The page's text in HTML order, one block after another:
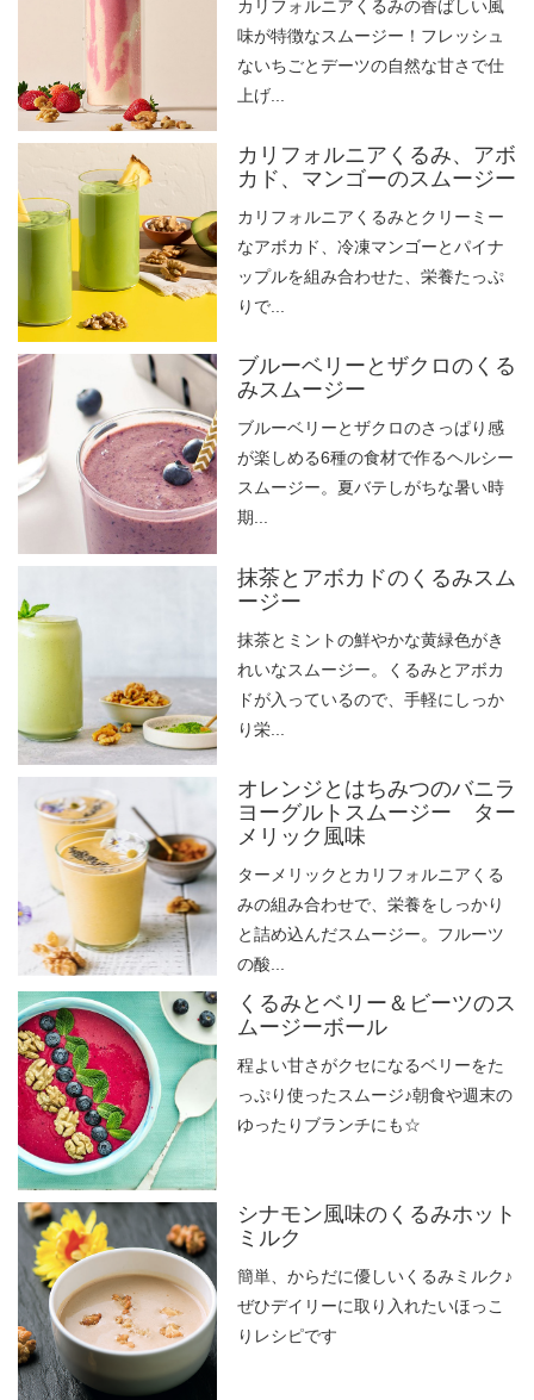
カリフォルニアくるみの香ばしい風
味が特徴なスムージー！フレッシュ
ないちごとデーツの自然な甘さで仕
上げ...
カリフォルニアくるみ、アボ
カド、マンゴーのスムージー
カリフォルニアくるみとクリーミー
なアボカド、冷凍マンゴーとパイナ
ップルを組み合わせた、栄養たっぷ
りで...
ブルーベリーとザクロのくる
みスムージー
ブルーベリーとザクロのさっぱり感
が楽しめる6種の食材で作るヘルシー
スムージー。夏バテしがちな暑い時
期...
抹茶とアボカドのくるみスム
ージー
抹茶とミントの鮮やかな黄緑色がき
れいなスムージー。くるみとアボカ
ドが入っているので、手軽にしっか
り栄...
オレンジとはちみつのバニラ
ヨーグルトスムージー ター
メリック風味
ターメリックとカリフォルニアくる
みの組み合わせで、栄養をしっかり
と詰め込んだスムージー。フルーツ
の酸...
くるみとベリー＆ビーツのス
ムージーボール
程よい甘さがクセになるベリーをた
っぷり使ったスムージ♪朝食や週末の
ゆったりブランチにも☆
シナモン風味のくるみホット
ミルク
簡単、からだに優しいくるみミルク♪
ぜひデイリーに取り入れたいほっこ
りレシピです